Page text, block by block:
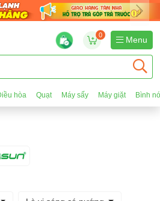
0
Menu
hòa Quạt Máy sấy Máy giặt Bình